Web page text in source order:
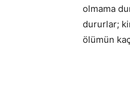
olmama
dururlar;
ölümün